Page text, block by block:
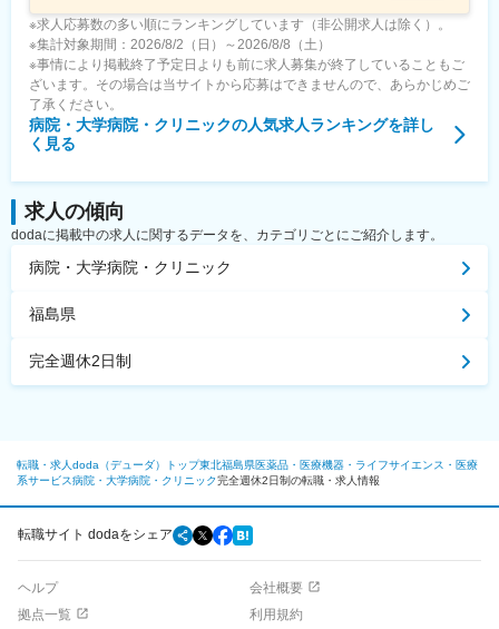
※求人応募数の多い順にランキングしています（非公開求人は除く）。
※集計対象期間：2026/8/2（日）～2026/8/8（土）
※事情により掲載終了予定日よりも前に求人募集が終了していることもご
ざいます。その場合は当サイトから応募はできませんので、あらかじめご
了承ください。
病院・大学病院・クリニックの人気求人ランキングを詳し
く見る
求人の傾向
dodaに掲載中の求人に関するデータを、カテゴリごとにご紹介します。
病院・大学病院・クリニック
福島県
完全週休2日制
転職・求人doda（デューダ）トップ東北福島県医薬品・医療機器・ライフサイエンス・医療
系サービス病院・大学病院・クリニック完全週休2日制の転職・求人情報
転職サイト dodaをシェア
ヘルプ
会社概要
拠点一覧
利用規約